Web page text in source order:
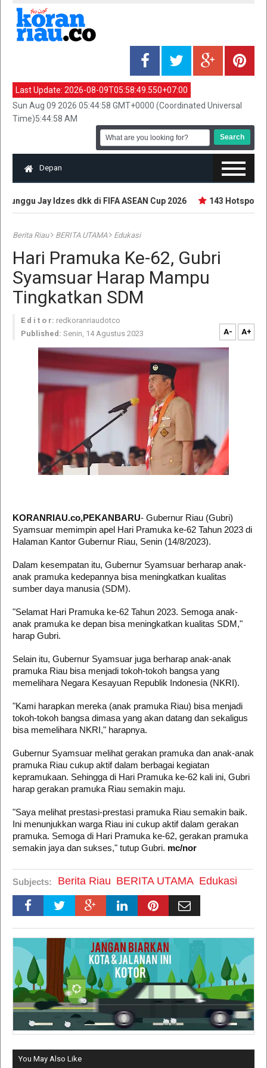
Last Update: 2026-08-09T05:58:49.550+07:00
Sun Aug 09 2026 05:44:58 GMT+0000 (Coordinated Universal
Time)5:44:58 AM
Depan
Jay Idzes dkk di FIFA ASEAN Cup 2026 143 Hotspot
Berita Riau BERITA UTAMA Edukasi
Hari Pramuka Ke-62, Gubri
Syamsuar Harap Mampu
Tingkatkan SDM
E d i t o r: redkoranriaudotco
Published: Senin, 14 Agustus 2023 A- A+
KORANRIAU.co,PEKANBARU- Gubernur Riau (Gubri)
Syamsuar memimpin apel Hari Pramuka ke-62 Tahun 2023 di
Halaman Kantor Gubernur Riau, Senin (14/8/2023).
Dalam kesempatan itu, Gubernur Syamsuar berharap anak-
anak pramuka kedepannya bisa meningkatkan kualitas
sumber daya manusia (SDM).
"Selamat Hari Pramuka ke-62 Tahun 2023. Semoga anak-
anak pramuka ke depan bisa meningkatkan kualitas SDM,"
harap Gubri.
Selain itu, Gubernur Syamsuar juga berharap anak-anak
pramuka Riau bisa menjadi tokoh-tokoh bangsa yang
memelihara Negara Kesayuan Republik Indonesia (NKRI).
"Kami harapkan mereka (anak pramuka Riau) bisa menjadi
tokoh-tokoh bangsa dimasa yang akan datang dan sekaligus
bisa memelihara NKRI," harapnya.
Gubernur Syamsuar melihat gerakan pramuka dan anak-anak
pramuka Riau cukup aktif dalam berbagai kegiatan
kepramukaan. Sehingga di Hari Pramuka ke-62 kali ini, Gubri
harap gerakan pramuka Riau semakin maju.
"Saya melihat prestasi-prestasi pramuka Riau semakin baik.
Ini menunjukkan warga Riau ini cukup aktif dalam gerakan
pramuka. Semoga di Hari Pramuka ke-62, gerakan pramuka
semakin jaya dan sukses," tutup Gubri. mc/nor
Subjects: Berita Riau BERITA UTAMA Edukasi
You May Also Like